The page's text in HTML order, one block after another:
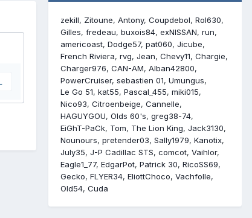
zekill Zitoune Antony Coupdebol Rol630
Gilles fredeau buxois84 exNISSAN run
americoast Dodge57 pat060 Jicube
French Riviera rvg Jean Chevy11 Chargie
Charger976 CAN-AM Alban42800
PowerCruiser sebastien 01 Umungus
Le Go 51 kat55 Pascal_455 miki015
Nico93 Citroenbeige Cannelle
HAGUYGOU Olds 60's greg38-74
EiGhT-PaCk Tom The Lion King Jack3130
Nounours pretender03 Sally1979 Kanotix
July35 J-P Cadillac STS comcot Vaihlor
Eagle1_77 EdgarPot Patrick 30 RicoSS69
Gecko FLYER34 EliottChoco Vachfolle
Old54 Cuda